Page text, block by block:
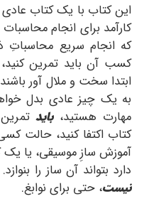
این کتاب با یک کتاب
کارآمد برای انجام
که انجام سریع
کسب آن باید تمرین
ابتدا سخت و ملال آور
به یک چیز عادی بدل
مهارت هستید،بایدتمرین
کتاب اکتفا کنید، حالت
آموزش سازِ موسیقی، یا یک
دارد بتواند آن ساز را
نیست، حتی برای نوابغ.